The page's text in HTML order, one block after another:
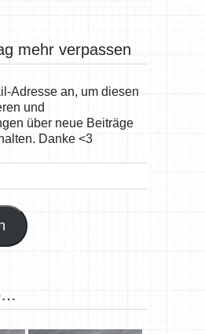
mehr verpassen
Adresse an, um diesen
und
über neue Beiträge
Danke <3